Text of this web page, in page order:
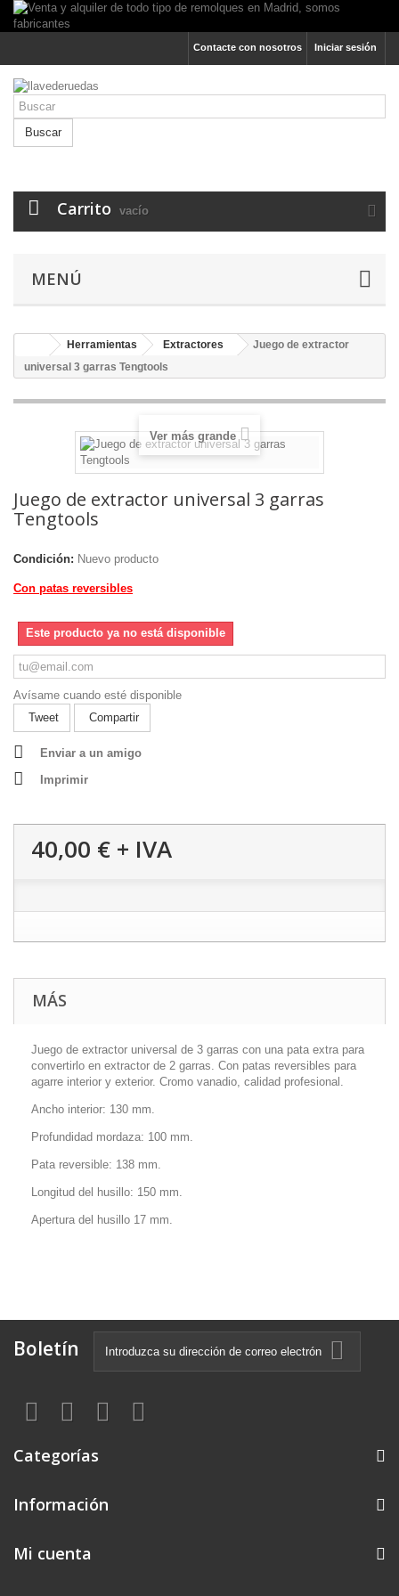
Iniciar sesión
Contacte con nosotros
Buscar
Carrito vacío
MENÚ
Herramientas Extractores
Juego de extractor
universal 3 garras Tengtools
Ver más grande
Juego de extractor universal 3 garras
Tengtools
Condición: Nuevo producto
Con patas reversibles
Este producto ya no está disponible
Avísame cuando esté disponible
Tweet
Compartir
Enviar a un amigo
Imprimir
40,00 € + IVA
MÁS
Juego de extractor universal de 3 garras con una pata extra para
convertirlo en extractor de 2 garras. Con patas reversibles para
agarre interior y exterior. Cromo vanadio, calidad profesional.
Ancho interior: 130 mm.
Profundidad mordaza: 100 mm.
Pata reversible: 138 mm.
Longitud del husillo: 150 mm.
Apertura del husillo 17 mm.
Boletín
Categorías
Información
Mi cuenta